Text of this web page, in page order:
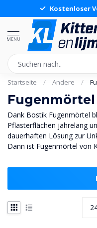
Kostenloser
MENU
Startseite / Andere /
Fugenmörtel
Dank Bostik Fugenmörtel
Pflasterflächen jahrelang
dauerhaften Lösung zur
Dann ist Fugenmörtel von